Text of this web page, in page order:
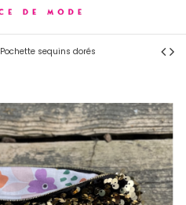
Pochette sequins dorés